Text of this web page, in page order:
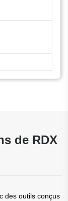
de RDX
des outils conçus